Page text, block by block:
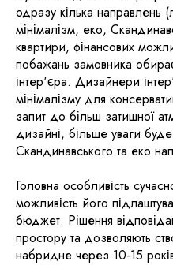
одразу кілька направлень
мінімалізм, еко,
квартири, фінансових
побажань замовника
інтер'єра. Дизайнери
мінімалізму для
запит до більш затишної
дизайні, більше уваги
Скандинавського та еко
Головна особливість
можливість його
бюджет. Рішення
простору та дозволяють
набридне через 10-15